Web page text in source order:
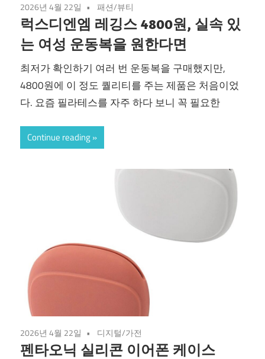
2026년 4월 22일 패션/뷰티
럭스디엔엠 레깅스 4800원, 실속 있
는 여성 운동복을 원한다면
최저가 확인하기 여러 번 운동복을 구매했지만,
4800원에 이 정도 퀄리티를 주는 제품은 처음이었
다. 요즘 필라테스를 자주 하다 보니 꼭 필요한
Continue reading
2026년 4월 22일 디지털/가전
펜타오닉 실리콘 이어폰 케이스